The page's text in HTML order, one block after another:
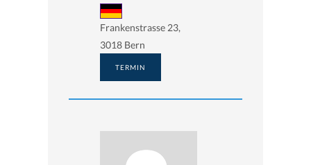
Frankenstrasse 23,
3018 Bern
TERMIN